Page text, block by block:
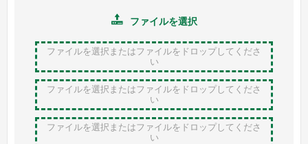
ファイルを選択
ファイルを選択またはファイルをドロップしてくださ
い
ファイルを選択またはファイルをドロップしてくださ
い
ファイルを選択またはファイルをドロップしてくださ
い